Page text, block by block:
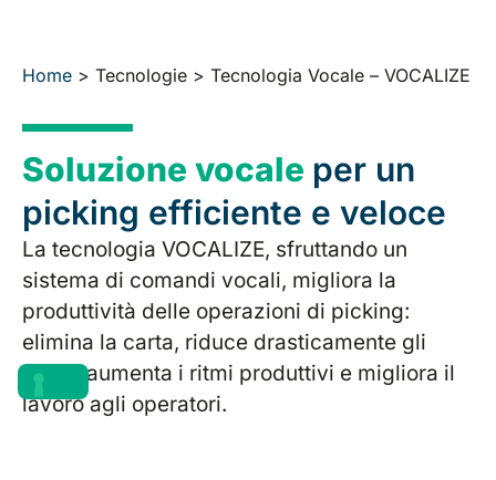
Home > Tecnologie > Tecnologia Vocale – VOCALIZE
Soluzione vocale per un
picking efficiente e veloce
La tecnologia VOCALIZE, sfruttando un
sistema di comandi vocali, migliora la
produttività delle operazioni di picking:
elimina la carta, riduce drasticamente gli
errori, aumenta i ritmi produttivi e migliora il
lavoro agli operatori.